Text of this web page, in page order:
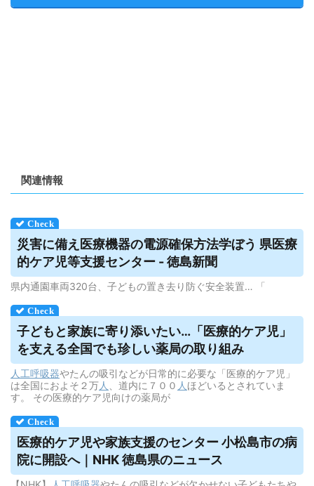
関連情報
災害に備え医療機器の電源確保方法学ぼう 県医療
的ケア児等支援センター - 徳島新聞
県内通園車両320台、子どもの置き去り防ぐ安全装置… 「
子どもと家族に寄り添いたい…「医療的ケア児」
を支える全国でも珍しい薬局の取り組み
人工呼吸器やたんの吸引などが日常的に必要な「医療的ケア児」
は全国におよそ２万人 、道内に７００ 人 ほどいるとされていま
す。 その医療的ケア児向けの薬局が
医療的ケア児や家族支援のセンター 小松島市の病
院に開設へ｜NHK 徳島県のニュース